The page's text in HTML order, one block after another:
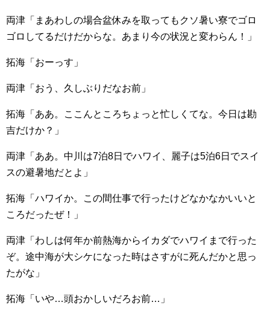
両津「まあわしの場合盆休みを取ってもクソ暑い寮でゴロ
ゴロしてるだけだからな。あまり今の状況と変わらん！」
拓海「おーっす」
両津「おう、久しぶりだなお前」
拓海「ああ。ここんところちょっと忙しくてな。今日は勘
吉だけか？」
両津「ああ。中川は7泊8日でハワイ、麗子は5泊6日でスイ
スの避暑地だとよ」
拓海「ハワイか。この間仕事で行ったけどなかなかいいと
ころだったぜ！」
両津「わしは何年か前熱海からイカダでハワイまで行った
ぞ。途中海が大シケになった時はさすがに死んだかと思っ
たがな」
拓海「いや…頭おかしいだろお前…」